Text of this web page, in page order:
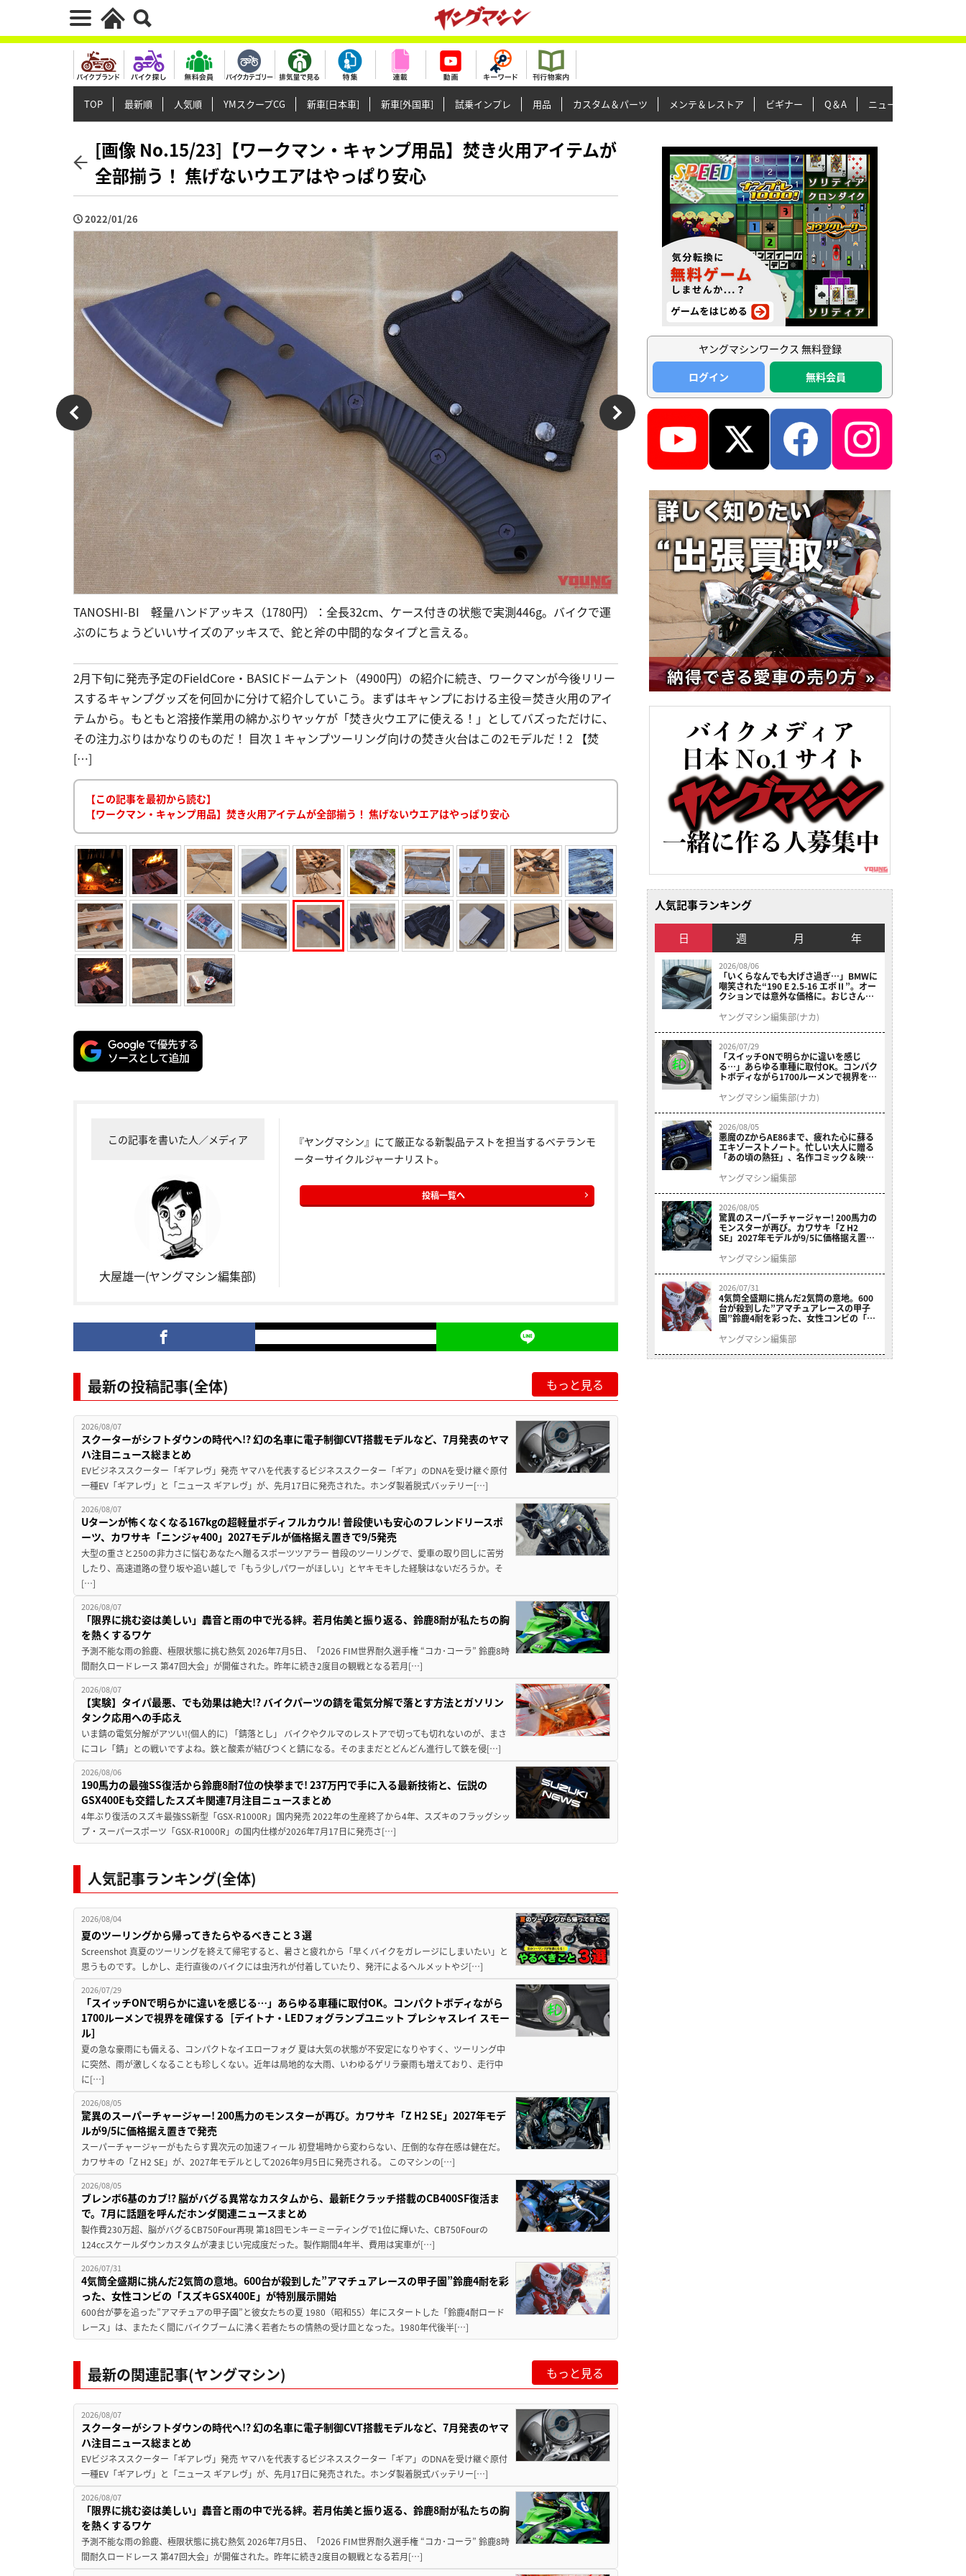
TOP 最新順 人気順 YMスクープCG 新車[日本車] 新車[外国車] 試乗インプレ 用品 カスタム＆パーツ メンテ＆レストア ビギナー Q＆A ニュース＆トピックス
[画像 No.15/23]【ワークマン・キャンプ用品】焚き火用アイテムが
全部揃う！ 焦げないウエアはやっぱり安心
2022/01/26
TANOSHI-BI 軽量ハンドアッキス（1780円）：全長32cm、ケース付きの状態で実測446g。バイクで運
ぶのにちょうどいいサイズのアッキスで、鉈と斧の中間的なタイプと言える。
2月下旬に発売予定のFieldCore・BASICドームテント（4900円）の紹介に続き、ワークマンが今後リリー
スするキャンプグッズを何回かに分けて紹介していこう。まずはキャンプにおける主役＝焚き火用のアイ
テムから。もともと溶接作業用の綿かぶりヤッケが「焚き火ウエアに使える！」としてバズっただけに、
その注力ぶりはかなりのものだ！ 目次 1 キャンプツーリング向けの焚き火台はこの2モデルだ！2 【焚
[…]
【この記事を最初から読む】
【ワークマン・キャンプ用品】焚き火用アイテムが全部揃う！ 焦げないウエアはやっぱり安心
この記事を書いた人／メディア
大屋雄一(ヤングマシン編集部)
『ヤングマシン』にて厳正なる新製品テストを担当するベテランモ
ーターサイクルジャーナリスト。
投稿一覧へ
最新の投稿記事(全体) もっと見る
2026/08/07
スクーターがシフトダウンの時代へ!? 幻の名車に電子制御CVT搭載モデルなど、7月発表のヤマ
ハ注目ニュース総まとめ
EVビジネススクーター「ギアレヴ」発売 ヤマハを代表するビジネススクーター「ギア」のDNAを受け継ぐ原付
一種EV「ギアレヴ」と「ニュース ギアレヴ」が、先月17日に発売された。ホンダ製着脱式バッテリー[…]
2026/08/07
Uターンが怖くなくなる167kgの超軽量ボディフルカウル! 普段使いも安心のフレンドリースポ
ーツ、カワサキ「ニンジャ400」2027モデルが価格据え置きで9/5発売
大型の重さと250の非力さに悩むあなたへ贈るスポーツツアラー 普段のツーリングで、愛車の取り回しに苦労
したり、高速道路の登り坂や追い越しで「もう少しパワーがほしい」とヤキモキした経験はないだろうか。そ
[…]
2026/08/07
「限界に挑む姿は美しい」轟音と雨の中で光る絆。若月佑美と振り返る、鈴鹿8耐が私たちの胸
を熱くするワケ
予測不能な雨の鈴鹿、極限状態に挑む熱気 2026年7月5日、「2026 FIM世界耐久選手権 “コカ･コーラ” 鈴鹿8時
間耐久ロードレース 第47回大会」が開催された。昨年に続き2度目の観戦となる若月[…]
2026/08/07
【実験】タイパ最悪、でも効果は絶大!? バイクパーツの錆を電気分解で落とす方法とガソリン
タンク応用への手応え
いま錆の電気分解がアツい!(個人的に) 「錆落とし」 バイクやクルマのレストアで切っても切れないのが、まさ
にコレ「錆」との戦いですよね。鉄と酸素が結びつくと錆になる。そのままだとどんどん進行して鉄を侵[…]
2026/08/06
190馬力の最強SS復活から鈴鹿8耐7位の快挙まで! 237万円で手に入る最新技術と、伝説の
GSX400Eも交錯したスズキ関連7月注目ニュースまとめ
4年ぶり復活のスズキ最強SS新型「GSX-R1000R」国内発売 2022年の生産終了から4年、スズキのフラッグシッ
プ・スーパースポーツ「GSX-R1000R」の国内仕様が2026年7月17日に発売さ[…]
人気記事ランキング(全体)
2026/08/04
夏のツーリングから帰ってきたらやるべきこと３選
Screenshot 真夏のツーリングを終えて帰宅すると、暑さと疲れから「早くバイクをガレージにしまいたい」と
思うものです。しかし、走行直後のバイクには虫汚れが付着していたり、発汗によるヘルメットやジ[…]
2026/07/29
「スイッチONで明らかに違いを感じる…」あらゆる車種に取付OK。コンパクトボディながら
1700ルーメンで視界を確保する［デイトナ・LEDフォグランプユニット プレシャスレイ スモー
ル］
夏の急な豪雨にも備える、コンパクトなイエローフォグ 夏は大気の状態が不安定になりやすく、ツーリング中
に突然、雨が激しくなることも珍しくない。近年は局地的な大雨、いわゆるゲリラ豪雨も増えており、走行中
に[…]
2026/08/05
驚異のスーパーチャージャー! 200馬力のモンスターが再び。カワサキ「Z H2 SE」2027年モデ
ルが9/5に価格据え置きで発売
スーパーチャージャーがもたらす異次元の加速フィール 初登場時から変わらない、圧倒的な存在感は健在だ。
カワサキの「Z H2 SE」が、2027年モデルとして2026年9月5日に発売される。 このマシンの[…]
2026/08/05
ブレンボ6基のカブ!? 脳がバグる異常なカスタムから、最新Eクラッチ搭載のCB400SF復活ま
で。7月に話題を呼んだホンダ関連ニュースまとめ
製作費230万超、脳がバグるCB750Four再現 第18回モンキーミーティングで1位に輝いた、CB750Fourの
124ccスケールダウンカスタムが凄まじい完成度だった。製作期間4年半、費用は実車が[…]
2026/07/31
4気筒全盛期に挑んだ2気筒の意地。600台が殺到した”アマチュアレースの甲子園”鈴鹿4耐を彩
った、女性コンビの「スズキGSX400E」が特別展示開始
600台が夢を追った”アマチュアの甲子園”と彼女たちの夏 1980（昭和55）年にスタートした「鈴鹿4耐ロード
レース」は、またたく間にバイクブームに沸く若者たちの情熱の受け皿となった。1980年代後半[…]
最新の関連記事(ヤングマシン) もっと見る
2026/08/07
スクーターがシフトダウンの時代へ!? 幻の名車に電子制御CVT搭載モデルなど、7月発表のヤマ
ハ注目ニュース総まとめ
EVビジネススクーター「ギアレヴ」発売 ヤマハを代表するビジネススクーター「ギア」のDNAを受け継ぐ原付
一種EV「ギアレヴ」と「ニュース ギアレヴ」が、先月17日に発売された。ホンダ製着脱式バッテリー[…]
2026/08/07
「限界に挑む姿は美しい」轟音と雨の中で光る絆。若月佑美と振り返る、鈴鹿8耐が私たちの胸
を熱くするワケ
予測不能な雨の鈴鹿、極限状態に挑む熱気 2026年7月5日、「2026 FIM世界耐久選手権 “コカ･コーラ” 鈴鹿8時
間耐久ロードレース 第47回大会」が開催された。昨年に続き2度目の観戦となる若月[…]
ヤングマシンワークス 無料登録
ログイン
無料会員
人気記事ランキング
日 週 月 年
2026/08/06
「いくらなんでも大げさ過ぎ…」BMWに
嘲笑された“190 E 2.5-16 エボⅡ”。オー
クションでは意外な価格に。おじさん達
ヤングマシン編集部(ナカ)
2026/07/29
「スイッチONで明らかに違いを感じ
る…」あらゆる車種に取付OK。コンパク
トボディながら1700ルーメンで視界を確
ニット プレシャスレイ スモール］
ヤングマシン編集部(ナカ)
2026/08/05
悪魔のZからAE86まで、疲れた心に蘇る
エキゾーストノート。忙しい大人に贈る
「あの頃の熱狂」、名作コミック＆映画
結！
ヤングマシン編集部
2026/08/05
驚異のスーパーチャージャー! 200馬力の
モンスターが再び。カワサキ「Z H2
SE」2027年モデルが9/5に価格据え置き
ヤングマシン編集部
2026/07/31
4気筒全盛期に挑んだ2気筒の意地。600
台が殺到した”アマチュアレースの甲子
園”鈴鹿4耐を彩った、女性コンビの「ス
ヤングマシン編集部